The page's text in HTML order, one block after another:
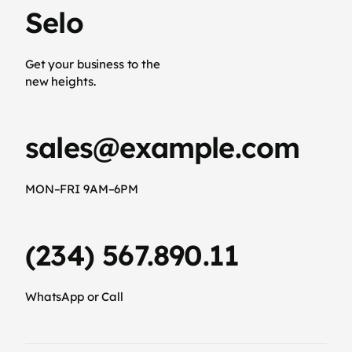
Selo
Get your business to the
new heights.
sales@example.com
MON–FRI 9AM–6PM
(234) 567.890.11
WhatsApp or Call